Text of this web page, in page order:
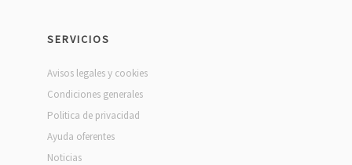
SERVICIOS
Avisos legales y cookies
Condiciones generales
Politica de privacidad
Ayuda oferentes
Noticias